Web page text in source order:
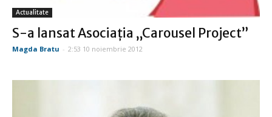
Actualitate
S-a lansat Asociaţia „Carousel Project”
Magda Bratu - 2:53 10 noiembrie 2012